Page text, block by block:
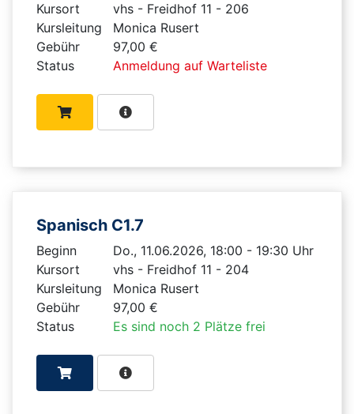
Kursort
vhs - Freidhof 11 - 206
Kursleitung
Monica Rusert
Gebühr
97,00 €
Status
Anmeldung auf Warteliste
Spanisch C1.7
Beginn
Do., 11.06.2026, 18:00 - 19:30 Uhr
Kursort
vhs - Freidhof 11 - 204
Kursleitung
Monica Rusert
Gebühr
97,00 €
Status
Es sind noch 2 Plätze frei